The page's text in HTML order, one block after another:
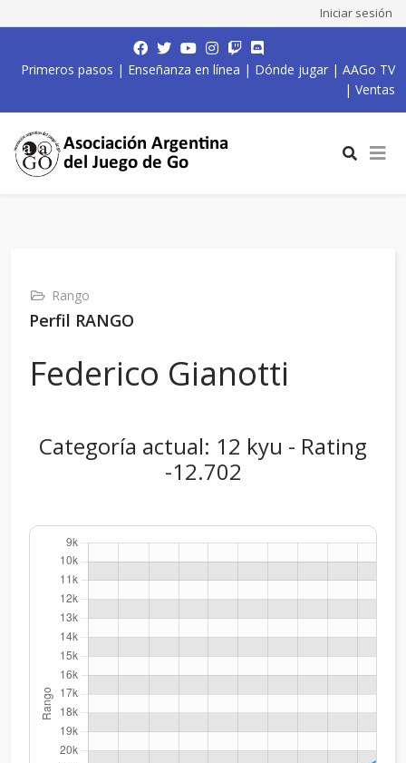
Iniciar sesión
Primeros pasos | Enseñanza en línea | Dónde jugar | AAGo TV
| Ventas
Rango
Perfil RANGO
Federico Gianotti
Categoría actual: 12 kyu - Rating
-12.702